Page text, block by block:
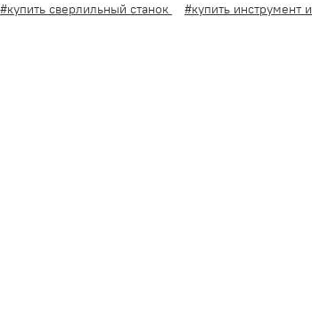
#купить сверлильный станок
#купить инструмент и